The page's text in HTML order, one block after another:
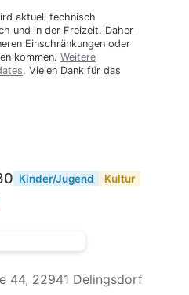
aktuell technisch
und in der Freizeit. Daher
Einschränkungen oder
kommen. Weitere
. Vielen Dank für das
Kinder/Jugend Kultur
44, 22941 Delingsdorf